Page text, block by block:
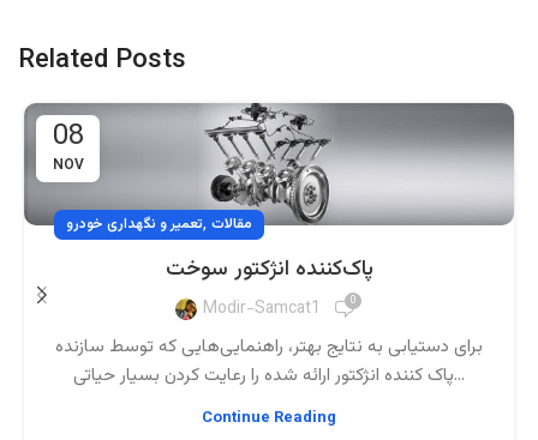
Related Posts
08
NOV
تعمیر و نگهداری خودرو, مقالات
پاک‌کننده انژکتور سوخت
Modir-Samcat1 0
برای دستیابی به نتایج بهتر، راهنمایی‌هایی که توسط سازنده
پاک کننده انژکتور ارائه شده را رعایت کردن بسیار حیاتی...
Continue Reading